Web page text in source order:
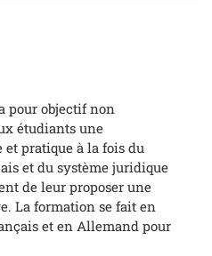
pour objectif non
étudiants une
pratique à la fois du
et du système juridique
de leur proposer une
La formation se fait en
et en Allemand pour